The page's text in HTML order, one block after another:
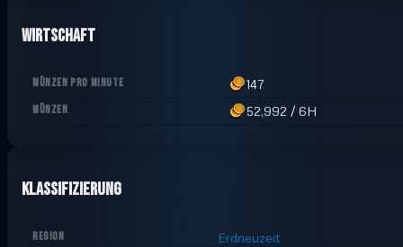
Wirtschaft
MÜNZEN PRO MINUTE 147
MÜNZEN 52,992 /6H
Klassifizierung
REGION Erdneuzeit